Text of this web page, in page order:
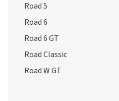
Road 5
Road 6
Road 6 GT
Road Classic
Road W GT